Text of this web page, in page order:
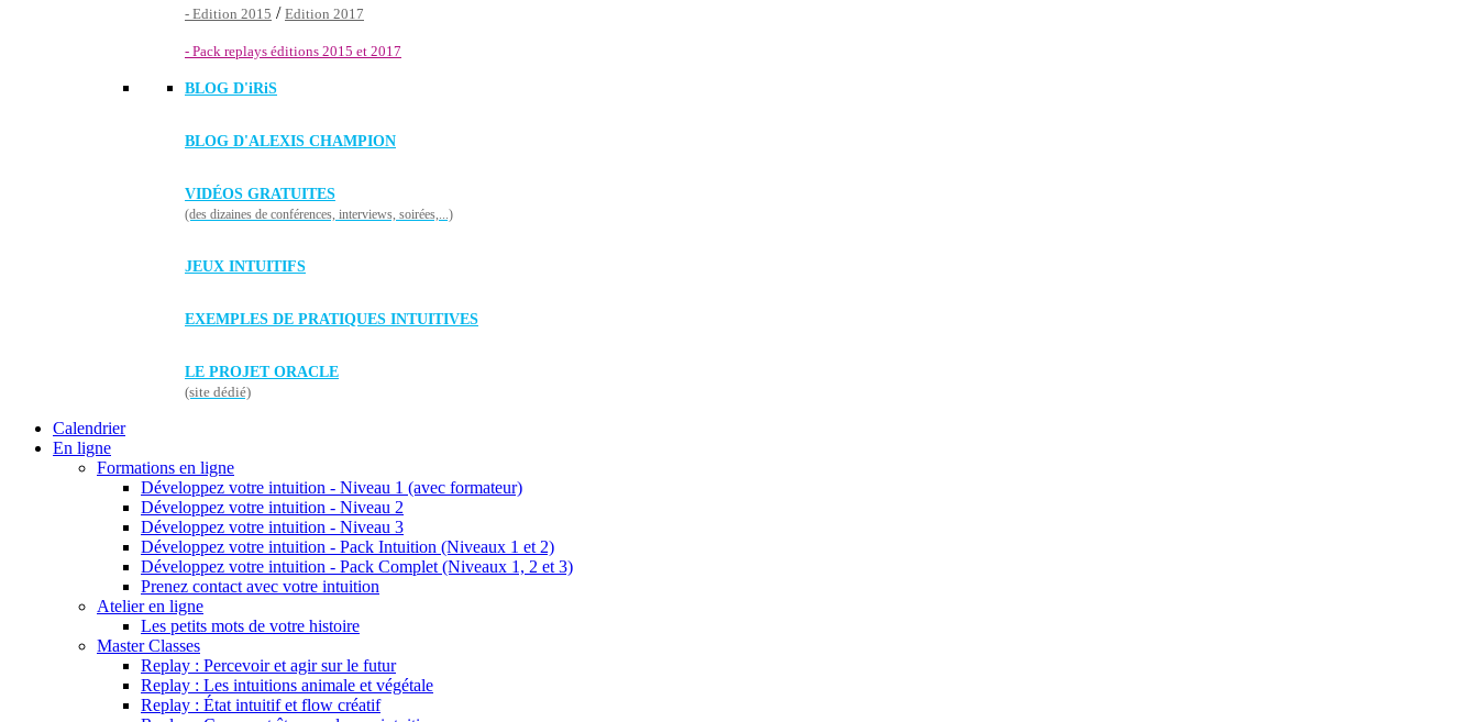
- Edition 2015 / Edition 2017
- Pack replays éditions 2015 et 2017
BLOG D'iRiS
BLOG D'ALEXIS CHAMPION
VIDÉOS GRATUITES
(des dizaines de conférences, interviews, soirées,...)
JEUX INTUITIFS
EXEMPLES DE PRATIQUES INTUITIVES
LE PROJET ORACLE
(site dédié)
Calendrier
En ligne
Formations en ligne
Développez votre intuition - Niveau 1 (avec formateur)
Développez votre intuition - Niveau 2
Développez votre intuition - Niveau 3
Développez votre intuition - Pack Intuition (Niveaux 1 et 2)
Développez votre intuition - Pack Complet (Niveaux 1, 2 et 3)
Prenez contact avec votre intuition
Atelier en ligne
Les petits mots de votre histoire
Master Classes
Replay : Percevoir et agir sur le futur
Replay : Les intuitions animale et végétale
Replay : État intuitif et flow créatif